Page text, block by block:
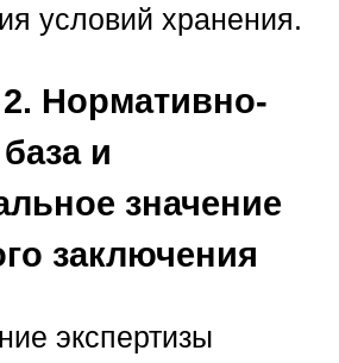
условий хранения.
Нормативно-
и
значение
заключения
экспертизы